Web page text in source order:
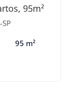
95m²
95 m²